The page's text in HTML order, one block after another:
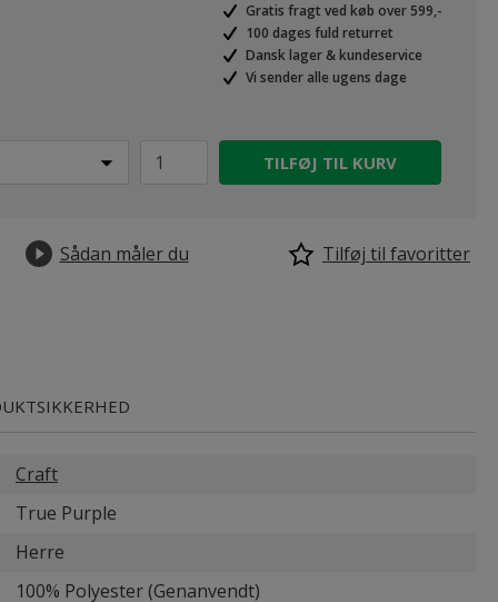
Gratis fragt ved køb over 599,-
100 dages fuld returret
Dansk lager & kundeservice
Vi sender alle ugens dage
TILFØJ TIL KURV
Sådan måler du Tilføj til favoritter
Craft
True Purple
Herre
100% Polyester (Genanvendt)